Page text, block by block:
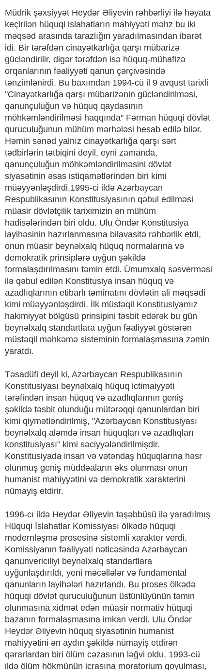
Müdrik şəxsiyyət Heydər Əliyevin rəhbərliyi ilə həyata
keçirilən hüquqi islahatların mahiyyəti məhz bu iki
məqsəd arasında tarazlığın yaradılmasından ibarət
idi. Bir tərəfdən cinayətkarlığa qarşı mübarizə
gücləndirilir, digər tərəfdən isə hüquq-mühafizə
orqanlarının fəaliyyəti qanun çərçivəsində
tənzimlənirdi. Bu baxımdan 1994-cü il 9 avqust tarixli
"Cinayətkarlığa qarşı mübarizənin gücləndirilməsi,
qanunçuluğun və hüquq qaydasının
möhkəmləndirilməsi haqqında" Fərman hüquqi dövlət
quruculuğunun mühüm mərhələsi hesab edilə bilər.
Həmin sənəd yalnız cinayətkarlığa qarşı sərt
tədbirlərin tətbiqini deyil, eyni zamanda,
qanunçuluğun möhkəmləndirilməsini dövlət
siyasətinin əsas istiqamətlərindən biri kimi
müəyyənləşdirdi.1995-ci ildə Azərbaycan
Respublikasının Konstitusiyasının qəbul edilməsi
müasir dövlətçilik tariximizin ən mühüm
hadisələrindən biri oldu. Ulu Öndər Konstitusiya
layihəsinin hazırlanmasına bilavasitə rəhbərlik etdi,
onun müasir beynəlxalq hüquq normalarına və
demokratik prinsiplərə uyğun şəkildə
formalaşdırılmasını təmin etdi. Ümumxalq səsverməsi
ilə qəbul edilən Konstitusiya insan hüquq və
azadlıqlarının etibarlı təminatını dövlətin ali məqsədi
kimi müəyyənləşdirdi. İlk müstəqil Konstitusiyamız
hakimiyyət bölgüsü prinsipini təsbit edərək bu gün
beynəlxalq standartlara uyğun fəaliyyət göstərən
müstəqil məhkəmə sisteminin formalaşmasına zəmin
yaratdı.
Təsadüfi deyil ki, Azərbaycan Respublikasının
Konstitusiyası beynəlxalq hüquq ictimaiyyəti
tərəfindən insan hüquq və azadlıqlarının geniş
şəkildə təsbit olunduğu mütərəqqi qanunlardan biri
kimi qiymətləndirilmiş, "Azərbaycan Konstitusiyası
beynəlxalq aləmdə insan hüquqları və azadlıqları
konstitusiyası” kimi səciyyələndirilmişdir.
Konstitusiyada insan və vətəndaş hüquqlarına həsr
olunmuş geniş müddəaların əks olunması onun
humanist mahiyyətini və demokratik xarakterini
nümayiş etdirir.
1996-cı ildə Heydər Əliyevin təşəbbüsü ilə yaradılmış
Hüquqi İslahatlar Komissiyası ölkədə hüquqi
modernləşmə prosesinə sistemli xarakter verdi.
Komissiyanın fəaliyyəti nəticəsində Azərbaycan
qanunvericiliyi beynəlxalq standartlara
uyğunlaşdırıldı, yeni məcəllələr və fundamental
qanunların layihələri hazırlandı. Bu proses ölkədə
hüquqi dövlət quruculuğunun üstünlüyünün təmin
olunmasına xidmət edən müasir normativ hüquqi
bazanın formalaşmasına imkan verdi. Ulu Öndər
Heydər Əliyevin hüquq siyasətinin humanist
mahiyyətini ən aydın şəkildə nümayiş etdirən
qərarlardan biri ölüm cəzasının ləğvi oldu. 1993-cü
ildə ölüm hökmünün icrasına moratorium qoyulması,